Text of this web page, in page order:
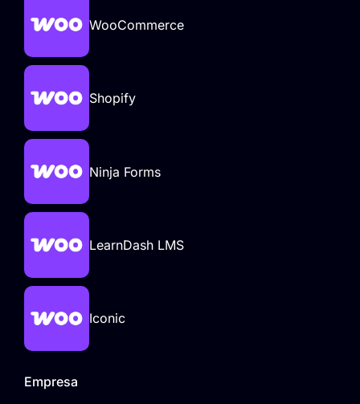
WooCommerce
Shopify
Ninja Forms
LearnDash LMS
Iconic
Empresa